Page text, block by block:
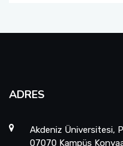
ADRES
Akdeniz Üniversitesi,
07070 Kampüs